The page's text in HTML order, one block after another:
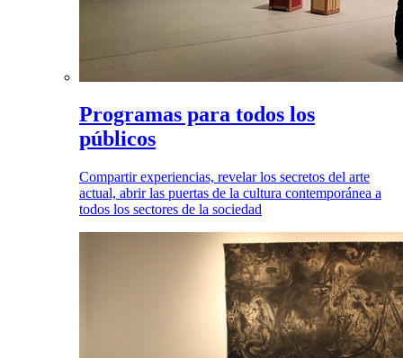
Programas para todos los
públicos
Compartir experiencias, revelar los secretos del arte
actual, abrir las puertas de la cultura contemporánea a
todos los sectores de la sociedad